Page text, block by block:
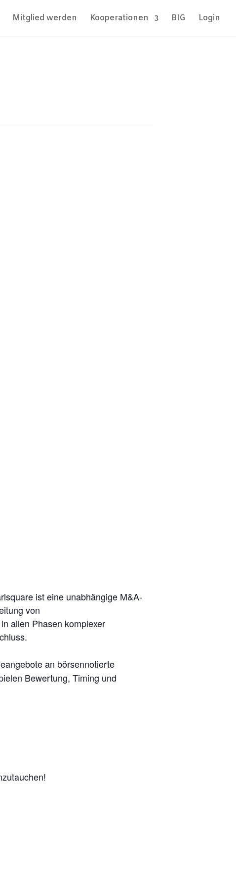
Mitglied werden Kooperationen BIG Login
ist eine unabhängige M&A-
von
allen Phasen komplexer
an börsennotierte
Bewertung, Timing und